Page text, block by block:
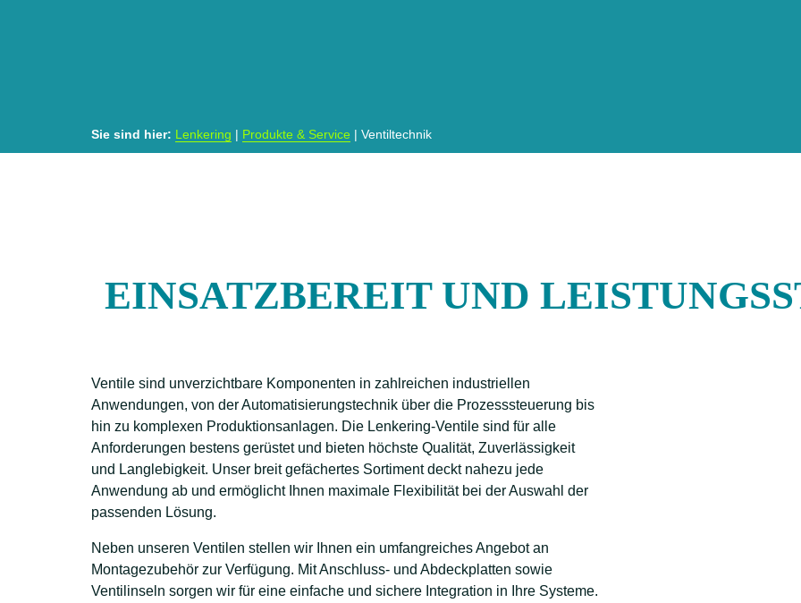
Sie sind hier: Lenkering | Produkte & Service | Ventiltechnik
EINSATZBEREIT UND
Ventile sind unverzichtbare Komponenten in zahlreichen industriellen
Anwendungen, von der Automatisierungstechnik über die Prozesssteuerung bis
hin zu komplexen Produktionsanlagen. Die Lenkering-Ventile sind für alle
Anforderungen bestens gerüstet und bieten höchste Qualität, Zuverlässigkeit
und Langlebigkeit. Unser breit gefächertes Sortiment deckt nahezu jede
Anwendung ab und ermöglicht Ihnen maximale Flexibilität bei der Auswahl der
passenden Lösung.
Neben unseren Ventilen stellen wir Ihnen ein umfangreiches Angebot an
Montagezubehör zur Verfügung. Mit Anschluss- und Abdeckplatten sowie
Ventilinseln sorgen wir für eine einfache und sichere Integration in Ihre Systeme.